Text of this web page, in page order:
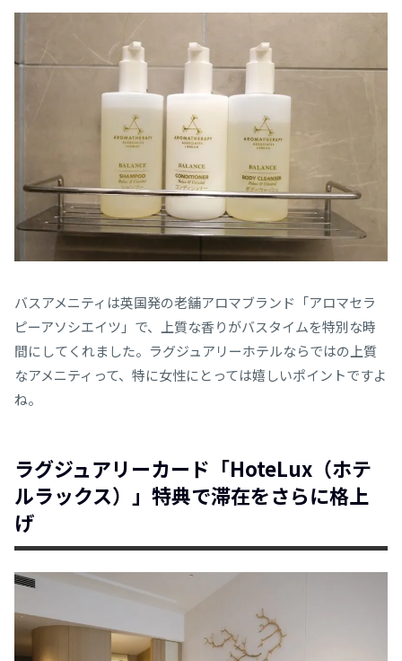
バスアメニティは英国発の老舗アロマブランド「アロマセラ
ピーアソシエイツ」で、上質な香りがバスタイムを特別な時
間にしてくれました。ラグジュアリーホテルならではの上質
なアメニティって、特に女性にとっては嬉しいポイントですよ
ね。
ラグジュアリーカード「HoteLux（ホテ
ルラックス）」特典で滞在をさらに格上
げ